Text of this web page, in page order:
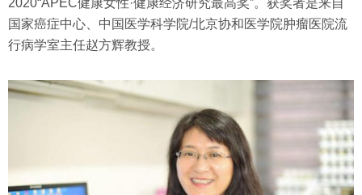
2020“APEC健康女性·健康经济研究最高奖”。获奖者是来自
国家癌症中心、中国医学科学院/北京协和医学院肿瘤医院流
行病学室主任赵方辉教授。